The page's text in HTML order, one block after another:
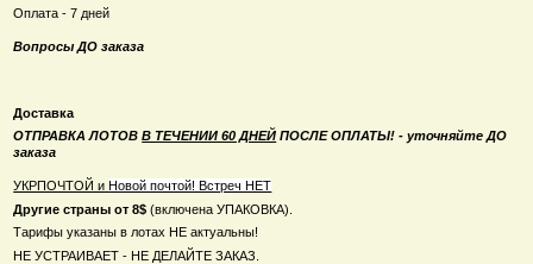
Оплата - 7 дней
Вопросы ДО заказа
Доставка
ОТПРАВКА ЛОТОВВ ТЕЧЕНИИ 60 ДНЕЙ ПОСЛЕ ОПЛАТЫ! - уточняйте ДО
заказа
УКРПОЧТОЙ и Новой почтой! Встреч НЕТ
Другие страны от 8$ (включена УПАКОВКА).
Тарифы указаны в лотах НЕ актуальны!
НЕ УСТРАИВАЕТ - НЕ ДЕЛАЙТЕ ЗАКАЗ.